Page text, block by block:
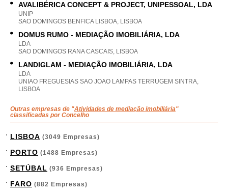
AVALIBÉRICA CONCEPT & PROJECT, UNIPESSOAL, LDA
UNIP
SAO DOMINGOS BENFICA LISBOA, LISBOA
DOMUS RUMO - MEDIAÇÃO IMOBILIÁRIA, LDA
LDA
SAO DOMINGOS RANA CASCAIS, LISBOA
LANDIGLAM - MEDIAÇÃO IMOBILIÁRIA, LDA
LDA
UNIAO FREGUESIAS SAO JOAO LAMPAS TERRUGEM SINTRA,
LISBOA
Outras empresas de "Atividades de mediação imobiliária"
classificadas por Concelho
LISBOA (3049 Empresas)
PORTO (1488 Empresas)
SETÚBAL (936 Empresas)
FARO (882 Empresas)